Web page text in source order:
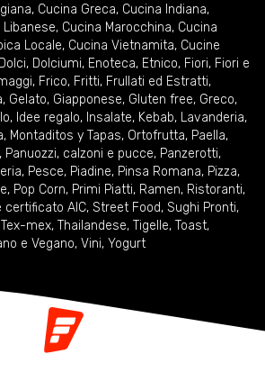
, Cucina Greca, Cucina Indiana,
Libanese, Cucina Marocchina, Cucina
Locale, Cucina Vietnamita, Cucine
Dolci, Dolciumi, Enoteca, Etnico, Fiori, Fiori e
, Frico, Fritti, Frullati ed Estratti,
, Gelato, Giapponese, Gluten free, Greco,
, Idee regalo, Insalate, Kebab, Lavanderia,
, Montaditos y Tapas, Ortofrutta, Paella,
, Panuozzi, calzoni e pucce, Panzerotti,
, Pesce, Piadine, Pinsa Romana, Pizza,
, Pop Corn, Primi Piatti, Ramen, Ristoranti,
certificato AIC, Street Food, Sughi Pronti,
Tex-mex, Thailandese, Tigelle, Toast,
e Vegano, Vini, Yogurt